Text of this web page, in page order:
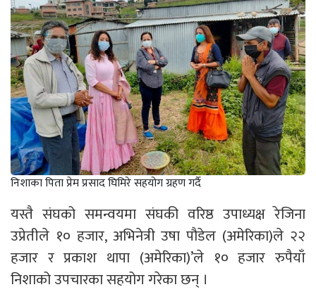
निशाका पिता प्रेम प्रसाद घिमिरे सहयोग ग्रहण गर्दै
यस्तै संघको समन्वयमा संघकी वरिष्ठ उपाध्यक्ष रेजिना
उप्रेतीले १० हजार, अभिनेत्री उषा पौडेल (अमेरिका)ले २२
हजार र प्रकाश थापा (अमेरिका)’ले १० हजार रुपैयाँ
निशाको उपचारका सहयोग गरेका छन् ।